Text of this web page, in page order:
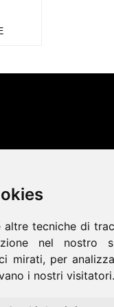
tecniche di
nel nostro
mirati, per
i nostri visitatori.
tecniche di
nel nostro
mirati, per
i nostri visitatori.
Tavoli
Su Misura
Termini e